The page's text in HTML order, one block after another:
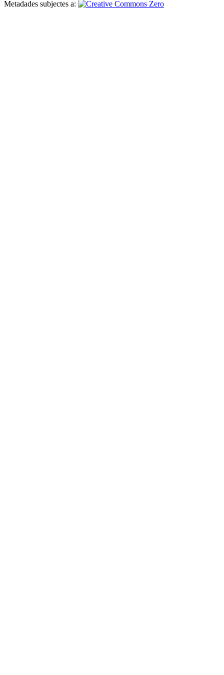
Metadades subjectes a: